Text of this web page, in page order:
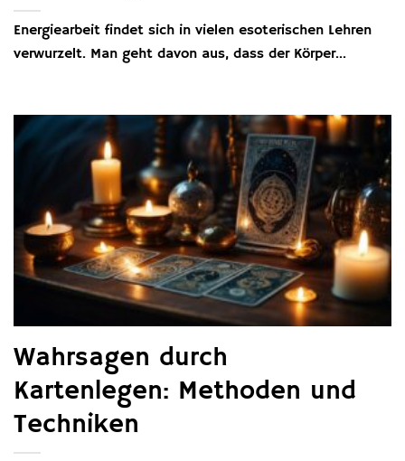
Energiearbeit findet sich in vielen esoterischen Lehren
verwurzelt. Man geht davon aus, dass der Körper...
Wahrsagen durch
Kartenlegen: Methoden und
Techniken